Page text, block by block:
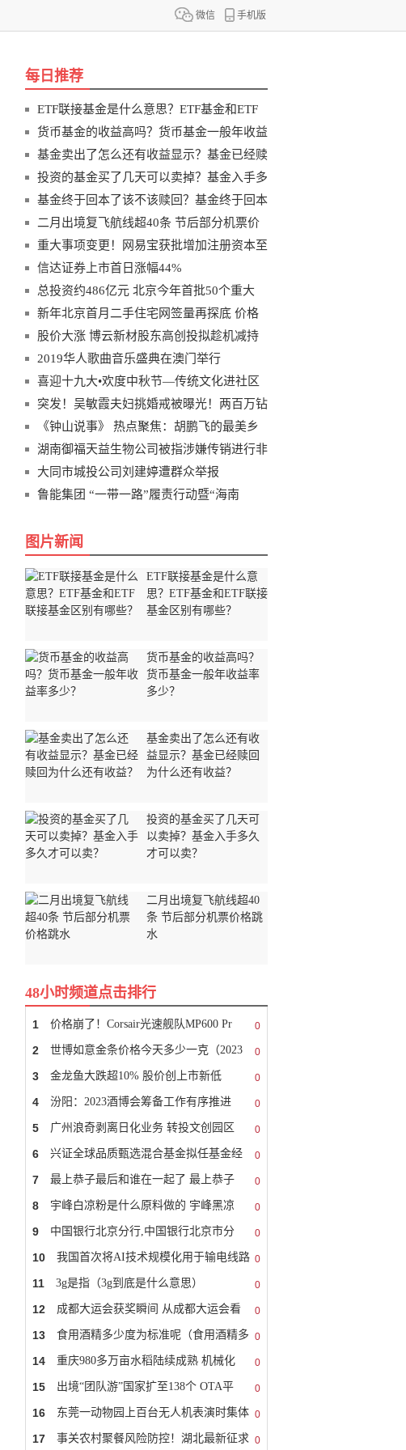
微信 手机版
每日推荐
ETF联接基金是什么意思？ETF基金和ETF
联
货币基金的收益高吗？货币基金一般年收益
基金卖出了怎么还有收益显示？基金已经赎
投资的基金买了几天可以卖掉？基金入手多
基金终于回本了该不该赎回？基金终于回本
二月出境复飞航线超40条 节后部分机票价
重大事项变更！网易宝获批增加注册资本至
信达证券上市首日涨幅44%
总投资约486亿元 北京今年首批50个重大
新年北京首月二手住宅网签量再探底 价格
股价大涨 博云新材股东高创投拟趁机减持
2019华人歌曲音乐盛典在澳门举行
喜迎十九大•欢度中秋节—传统文化进社区
突发！吴敏霞夫妇挑婚戒被曝光！两百万钻
《钟山说事》 热点聚焦：胡鹏飞的最美乡
湖南御福天益生物公司被指涉嫌传销进行非
大同市城投公司刘建婷遭群众举报
鲁能集团 “一带一路”履责行动暨“海南
图片新闻
ETF联接基金是什么意
思？ETF基金和ETF联接
基金区别有哪些？
货币基金的收益高吗？
货币基金一般年收益率
多少？
基金卖出了怎么还有收
益显示？基金已经赎回
为什么还有收益？
投资的基金买了几天可
以卖掉？基金入手多久
才可以卖？
二月出境复飞航线超40
条 节后部分机票价格跳
水
48小时频道点击排行
0
1 价格崩了！Corsair光速舰队MP600 Pr
0
2 世博如意金条价格今天多少一克（2023
0
3 金龙鱼大跌超10% 股价创上市新低
0
4 汾阳：2023酒博会筹备工作有序推进
0
5 广州浪奇剥离日化业务 转投文创园区
0
6 兴证全球品质甄选混合基金拟任基金经
0
7 最上恭子最后和谁在一起了 最上恭子
0
8 宇峰白凉粉是什么原料做的 宇峰黑凉
0
9 中国银行北京分行,中国银行北京市分
0
10 我国首次将AI技术规模化用于输电线路
0
11 3g是指（3g到底是什么意思）
0
12 成都大运会获奖瞬间 从成都大运会看
0
13 食用酒精多少度为标准呢（食用酒精多
0
14 重庆980多万亩水稻陆续成熟 机械化
0
15 出境“团队游”国家扩至138个 OTA平
0
16 东莞一动物园上百台无人机表演时集体
0
17 事关农村聚餐风险防控！湖北最新征求